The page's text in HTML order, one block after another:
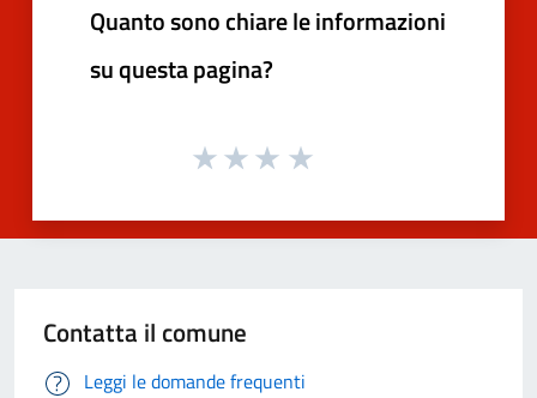
Quanto sono chiare le informazioni
su questa pagina?
Contatta il comune
Leggi le domande frequenti